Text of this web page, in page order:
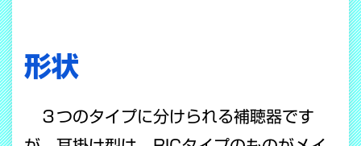
形状
３つのタイプに分けられる補聴器です